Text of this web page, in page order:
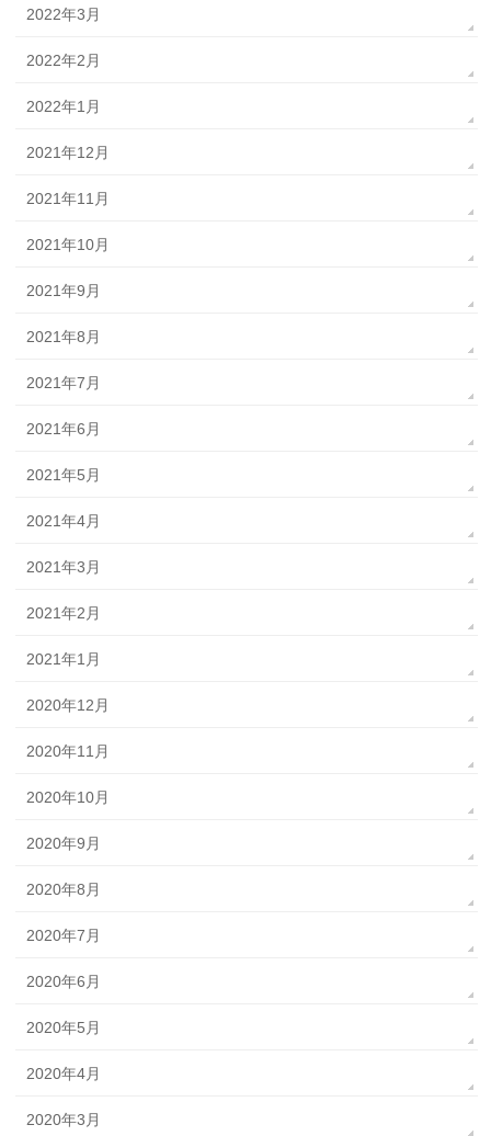
2022年3月
2022年2月
2022年1月
2021年12月
2021年11月
2021年10月
2021年9月
2021年8月
2021年7月
2021年6月
2021年5月
2021年4月
2021年3月
2021年2月
2021年1月
2020年12月
2020年11月
2020年10月
2020年9月
2020年8月
2020年7月
2020年6月
2020年5月
2020年4月
2020年3月